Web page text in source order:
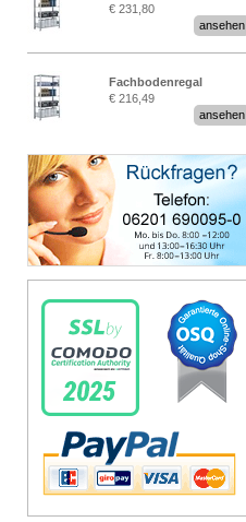
Stecksystem MultiPlus
€ 231,80
ansehen
Fachbodenregal
Stecksystem MultiPlus
€ 216,49
ansehen